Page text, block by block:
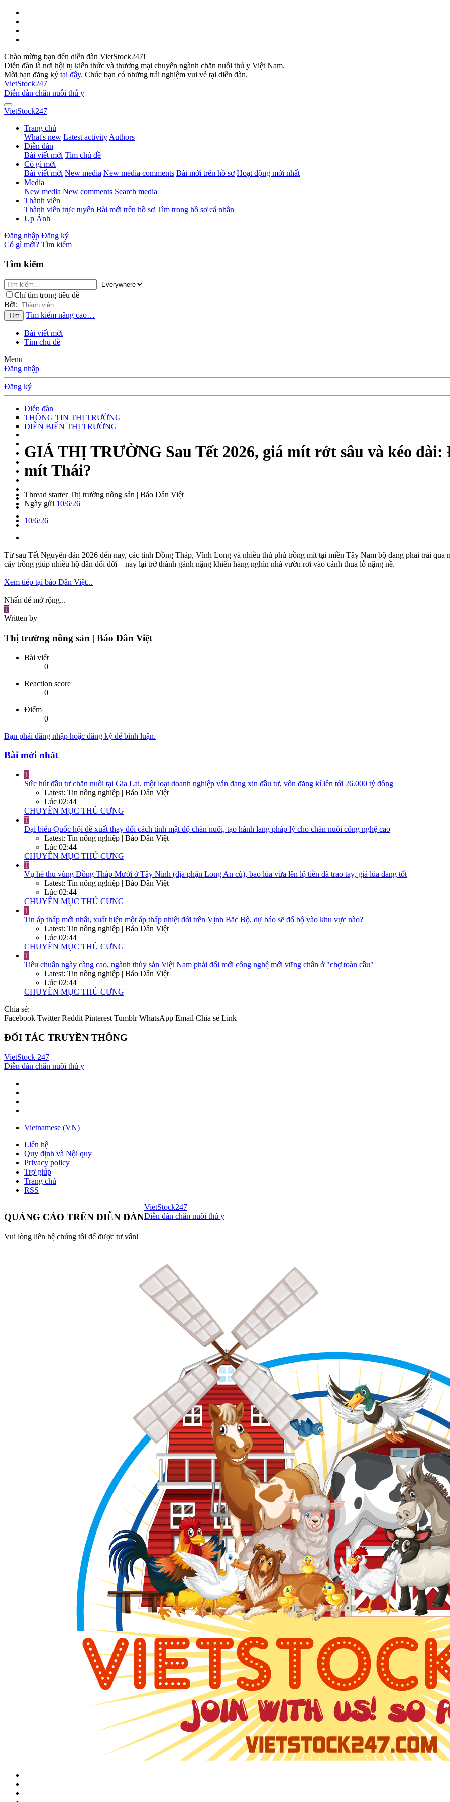
Chào mừng bạn đến diễn đàn VietStock247!
Diễn đàn là nơi hội tụ kiến thức và thương mại chuyên ngành chăn nuôi thú y Việt Nam.
Mời bạn đăng ký tại đây. Chúc bạn có những trải nghiệm vui vẻ tại diễn đàn.
VietStock247
Diễn đàn chăn nuôi thú y
VietStock247
Trang chủ
What's new Latest activity Authors
Diễn đàn
Bài viết mới Tìm chủ đề
Có gì mới
Bài viết mới New media New media comments Bài mới trên hồ sơ Hoạt động mới nhất
Media
New media New comments Search media
Thành viên
Thành viên trực tuyến Bài mới trên hồ sơ Tìm trong hồ sơ cá nhân
Up Ảnh
Đăng nhập Đăng ký
Có gì mới? Tìm kiếm
Tìm kiếm
Chỉ tìm trong tiêu đề
Bởi:
Tìm Tìm kiếm nâng cao…
Bài viết mới
Tìm chủ đề
Menu
Đăng nhập
Đăng ký
Diễn đàn
THÔNG TIN THỊ TRƯỜNG
DIỄN BIẾN THỊ TRƯỜNG
GIÁ THỊ TRƯỜNG Sau Tết 2026, giá mít rớt sâu và kéo
mít Thái?
Thread starter Thị trường nông sản | Báo Dân Việt
Ngày gửi 10/6/26
10/6/26
Từ sau Tết Nguyên đán 2026 đến nay, các tỉnh Đồng Tháp, Vĩnh Long và nhiều thủ phủ trồng mít tại miền Tây Nam bộ đang phải trải
cây trồng giúp nhiều hộ dân đổi đời – nay lại trở thành gánh nặng khiến hàng nghìn nhà vườn rơi vào cảnh thua lỗ nặng nề.
Xem tiếp tại báo Dân Việt...
Nhấn để mở rộng...
T
Written by
Thị trường nông sản | Báo Dân Việt
Bài viết
0
Reaction score
0
Điểm
0
Bạn phải đăng nhập hoặc đăng ký để bình luận.
Bài mới nhất
T
Sức hút đầu tư chăn nuôi tại Gia Lai, một loạt doanh nghiệp vẫn đang xin đầu tư, vốn đăng kí lên tới 26.000 tỷ đồng
Latest: Tin nông nghiệp | Báo Dân Việt
Lúc 02:44
CHUYÊN MỤC THÚ CƯNG
T
Đại biểu Quốc hội đề xuất thay đổi cách tính mật độ chăn nuôi, tạo hành lang pháp lý cho chăn nuôi công nghệ cao
Latest: Tin nông nghiệp | Báo Dân Việt
Lúc 02:44
CHUYÊN MỤC THÚ CƯNG
T
Vụ hè thu vùng Đồng Tháp Mười ở Tây Ninh (địa phận Long An cũ), bao lúa vừa lên lộ tiền đã trao tay, giá lúa đang tốt
Latest: Tin nông nghiệp | Báo Dân Việt
Lúc 02:44
CHUYÊN MỤC THÚ CƯNG
T
Tin áp thấp mới nhất, xuất hiện một áp thấp nhiệt đới trên Vịnh Bắc Bộ, dự báo sẽ đổ bộ vào khu vực nào?
Latest: Tin nông nghiệp | Báo Dân Việt
Lúc 02:44
CHUYÊN MỤC THÚ CƯNG
T
Tiêu chuẩn ngày càng cao, ngành thủy sản Việt Nam phải đổi mới công nghệ mới vững chân ở "chợ toàn cầu"
Latest: Tin nông nghiệp | Báo Dân Việt
Lúc 02:44
CHUYÊN MỤC THÚ CƯNG
Chia sẻ:
Facebook Twitter Reddit Pinterest Tumblr WhatsApp Email Chia sẻ Link
ĐỐI TÁC TRUYỀN THÔNG
VietStock 247
Diễn đàn chăn nuôi thú y
Vietnamese (VN)
Liên hệ
Quy định và Nội quy
Privacy policy
Trợ giúp
Trang chủ
RSS
QUẢNG CÁO TRÊN DIỄN ĐÀN
Vui lòng liên hệ chúng tôi để được tư vấn!
VietStock247
Diễn đàn chăn nuôi thú y